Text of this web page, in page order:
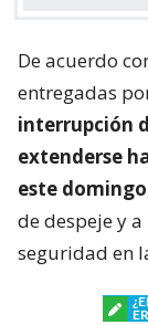
De acuerdo
entregadas
interrupción
extenderse
este domingo
de despeje y
seguridad en